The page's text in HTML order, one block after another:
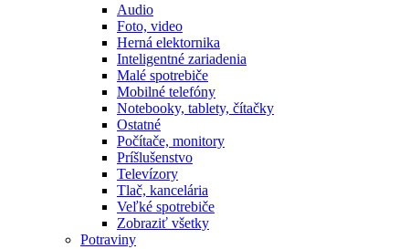
Audio
Foto, video
Herná elektornika
Inteligentné zariadenia
Malé spotrebiče
Mobilné telefóny
Notebooky, tablety, čítačky
Ostatné
Počítače, monitory
Príšlušenstvo
Televízory
Tlač, kancelária
Veľké spotrebiče
Zobraziť všetky
Potraviny